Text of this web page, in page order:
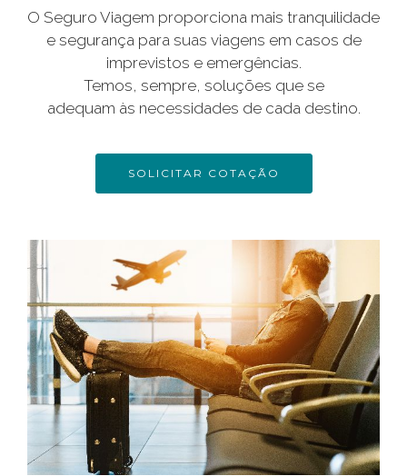
O Seguro Viagem proporciona mais tranquilidade
e segurança para suas viagens em casos de
imprevistos e emergências.
Temos, sempre, soluções que se
adequam às necessidades de cada destino.
SOLICITAR COTAÇÃO